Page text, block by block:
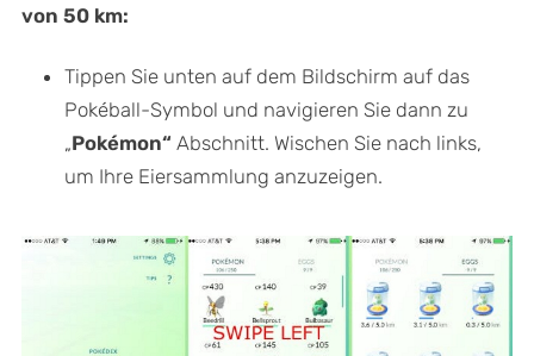
von 50 km:
Tippen Sie unten auf dem Bildschirm auf das
Pokéball-Symbol und navigieren Sie dann zu
„Pokémon“ Abschnitt. Wischen Sie nach links,
um Ihre Eiersammlung anzuzeigen.